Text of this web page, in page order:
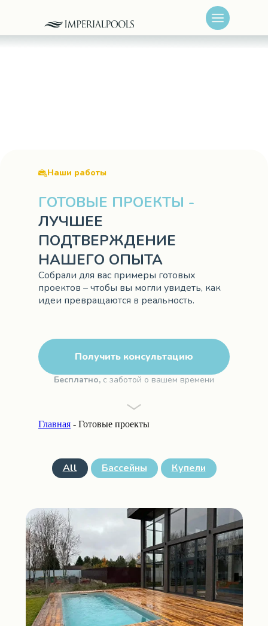
ГОТОВЫЕ ПРОЕКТЫ -
ЛУЧШЕЕ
ПОДТВЕРЖДЕНИЕ
НАШЕГО ОПЫТА
Собрали для вас примеры готовых
проектов – чтобы вы могли увидеть, как
идеи превращаются в реальность.
Наши работы
Получить консультацию
Бесплатно, с заботой о вашем времени
Главная - Готовые проекты
All Бассейны Купели